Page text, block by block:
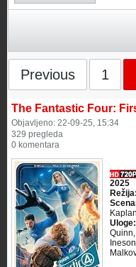
Previous 1
The Fantastic Four:
Objavljeno: 22-09-25, 15:34
329 pregleda
0 komentara
2025
Režija:
Kaplan
Uloge: